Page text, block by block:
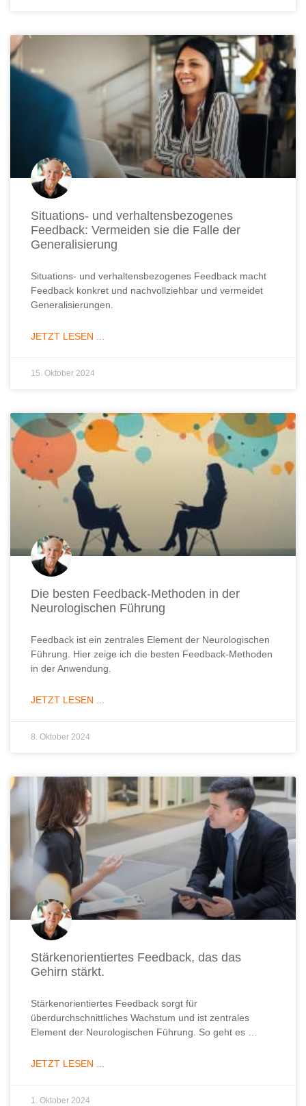
Situations- und verhaltensbezogenes
Feedback: Vermeiden sie die Falle der
Generalisierung
Situations- und verhaltensbezogenes Feedback macht
Feedback konkret und nachvollziehbar und vermeidet
Generalisierungen.
JETZT LESEN ...
15. Oktober 2024
Die besten Feedback-Methoden in der
Neurologischen Führung
Feedback ist ein zentrales Element der Neurologischen
Führung. Hier zeige ich die besten Feedback-Methoden
in der Anwendung.
JETZT LESEN ...
8. Oktober 2024
Stärkenorientiertes Feedback, das das
Gehirn stärkt.
Stärkenorientiertes Feedback sorgt für
überdurchschnittliches Wachstum und ist zentrales
Element der Neurologischen Führung. So geht es …
JETZT LESEN ...
1. Oktober 2024